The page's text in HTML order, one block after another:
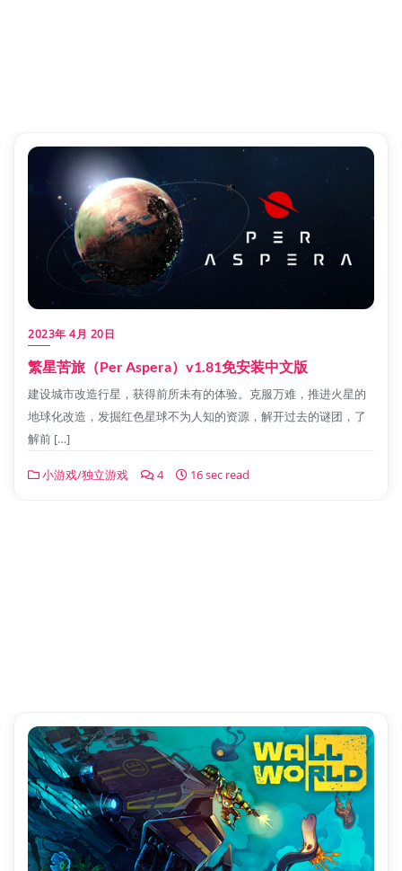
2023年 4月 20日
繁星苦旅（Per Aspera）v1.81免安装中文版
建设城市改造行星，获得前所未有的体验。克服万难，推进火星的
地球化改造，发掘红色星球不为人知的资源，解开过去的谜团，了
解前 […]
小游戏/独立游戏 4 16 sec read